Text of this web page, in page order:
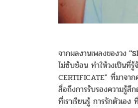
จากผลงานเพลงของวง
ไม่ซับซ้อน ทำให้วงเป็นที่
CERTIFICATE" ที่มาจา
สื่อถึงการรับรองความรู้สึ
ที่เราเรียนรู้ การรักตัวเ